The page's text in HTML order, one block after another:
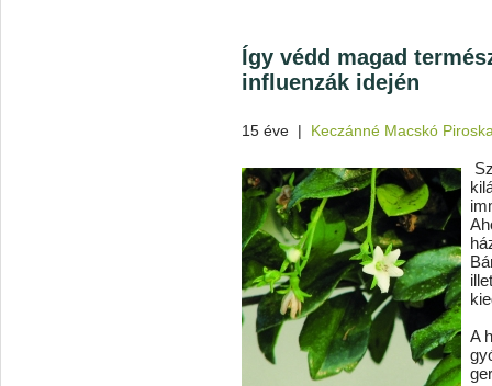
Így védd magad
influenzák idején
15 éve | Keczánné Macskó
A